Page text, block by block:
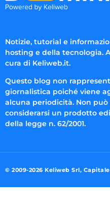
Notizie, tutorial e
hosting e della tecnologia.
cura di Keliweb.it.
Questo blog non
giornalistica poiché viene
alcuna periodicità. Non
considerarsi un prodotto
della legge n. 62/2001.
© 2009-2026 Keliweb Srl,